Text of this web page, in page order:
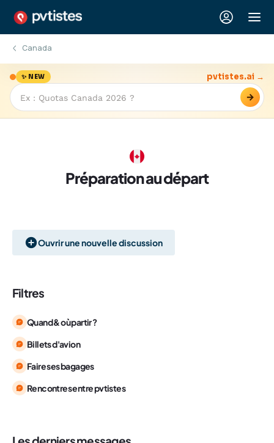
Canada
✨ NEW
→
pvtistes.ai →
Préparation au départ
Ouvrir une nouvelle discussion
Filtres
Quand & où partir ?
Billets d'avion
Faire ses bagages
Rencontres entre pvtistes